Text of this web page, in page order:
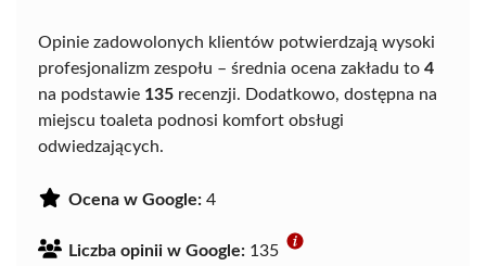
Opinie zadowolonych klientów potwierdzają wysoki
profesjonalizm zespołu – średnia ocena zakładu to 4
na podstawie 135 recenzji. Dodatkowo, dostępna na
miejscu toaleta podnosi komfort obsługi
odwiedzających.
Ocena w Google: 4
Liczba opinii w Google: 135